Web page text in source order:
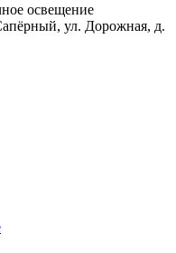
освещение
ул. Дорожная, д.